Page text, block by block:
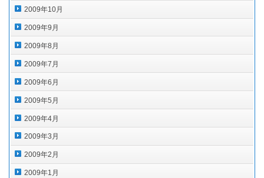
2009年10月
2009年9月
2009年8月
2009年7月
2009年6月
2009年5月
2009年4月
2009年3月
2009年2月
2009年1月